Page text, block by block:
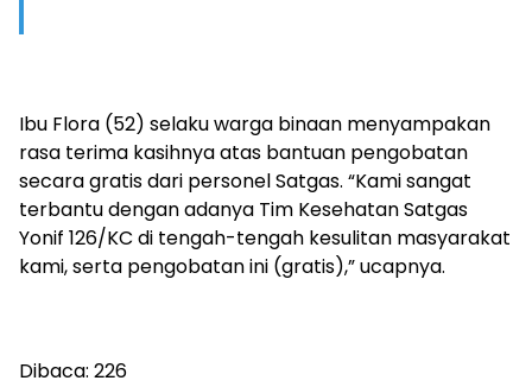
Ibu Flora (52) selaku warga binaan menyampakan
rasa terima kasihnya atas bantuan pengobatan
secara gratis dari personel Satgas. “Kami sangat
terbantu dengan adanya Tim Kesehatan Satgas
Yonif 126/KC di tengah-tengah kesulitan masyarakat
kami, serta pengobatan ini (gratis),” ucapnya.
Dibaca: 226